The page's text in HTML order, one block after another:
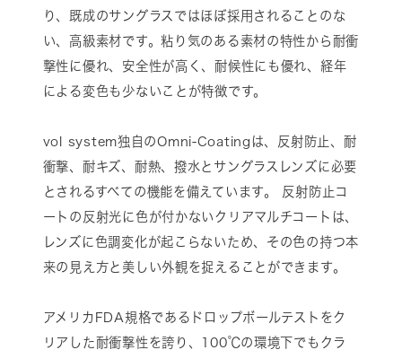
り、既成のサングラスではほぼ採用されることのな
い、高級素材です。粘り気のある素材の特性から耐衝
撃性に優れ、安全性が高く、耐候性にも優れ、経年
による変色も少ないことが特徴です。
vol system独自のOmni-Coatingは、反射防止、耐
衝撃、耐キズ、耐熱、撥水とサングラスレンズに必要
とされるすべての機能を備えています。 反射防止コ
ートの反射光に色が付かないクリアマルチコートは、
レンズに色調変化が起こらないため、その色の持つ本
来の見え方と美しい外観を捉えることができます。
アメリカFDA規格であるドロップボールテストをク
リアした耐衝撃性を誇り、100℃の環境下でもクラ